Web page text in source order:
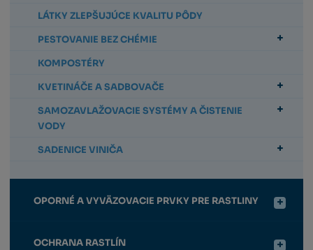
LÁTKY ZLEPŠUJÚCE KVALITU PÔDY
PESTOVANIE BEZ CHÉMIE
KOMPOSTÉRY
KVETINÁČE A SADBOVAČE
SAMOZAVLAŽOVACIE SYSTÉMY A ČISTENIE
VODY
SADENICE VINIČA
OPORNÉ A VYVÄZOVACIE PRVKY PRE RASTLINY
OCHRANA RASTLÍN